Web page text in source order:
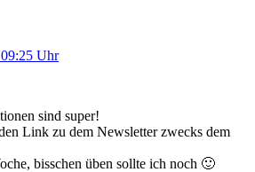
Uhr
sind super!
Link zu dem Newsletter zwecks dem
bisschen üben sollte ich noch 🙂